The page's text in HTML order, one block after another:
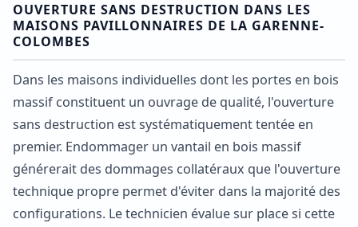
OUVERTURE SANS DESTRUCTION DANS LES
MAISONS PAVILLONNAIRES DE LA GARENNE-
COLOMBES
Dans les maisons individuelles dont les portes en bois
massif constituent un ouvrage de qualité, l'ouverture
sans destruction est systématiquement tentée en
premier. Endommager un vantail en bois massif
générerait des dommages collatéraux que l'ouverture
technique propre permet d'éviter dans la majorité des
configurations. Le technicien évalue sur place si cette